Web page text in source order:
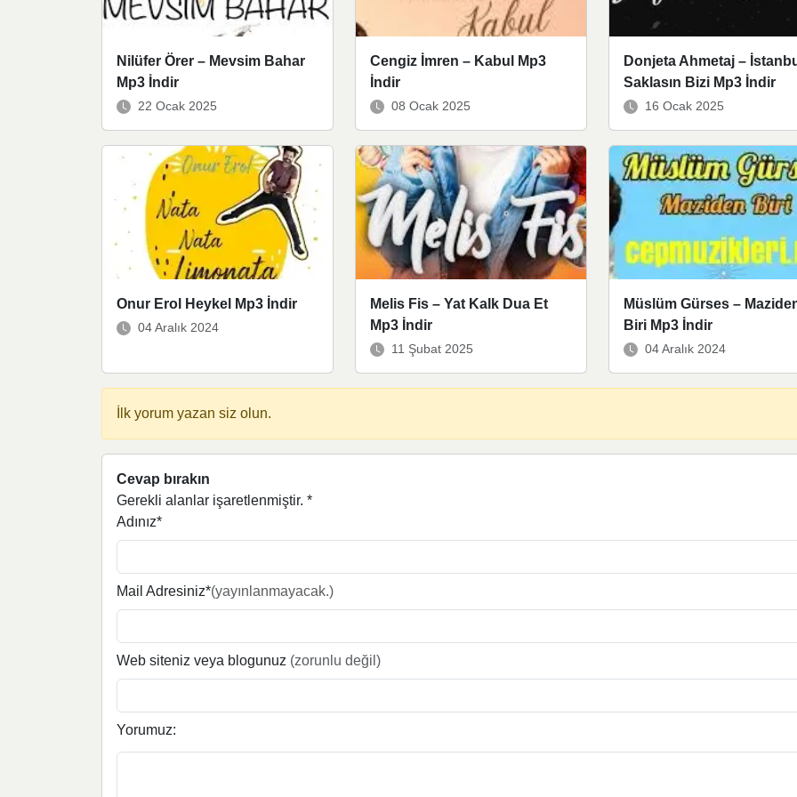
Nilüfer Örer – Mevsim Bahar
Mp3 İndir
22 Ocak 2025
Cengiz İmren – Kabul Mp3
İndir
08 Ocak 2025
Donjeta Ahmetaj –
Saklasın Bizi Mp3 İndir
16 Ocak 2025
Onur Erol Heykel Mp3 İndir
04 Aralık 2024
Melis Fis – Yat Kalk Dua Et
Mp3 İndir
11 Şubat 2025
Müslüm Gürses –
Biri Mp3 İndir
04 Aralık 2024
İlk yorum yazan siz olun.
Cevap bırakın
Gerekli alanlar işaretlenmiştir. *
Adınız*
Mail Adresiniz*(yayınlanmayacak.)
Web siteniz veya blogunuz (zorunlu değil)
Yorumuz: